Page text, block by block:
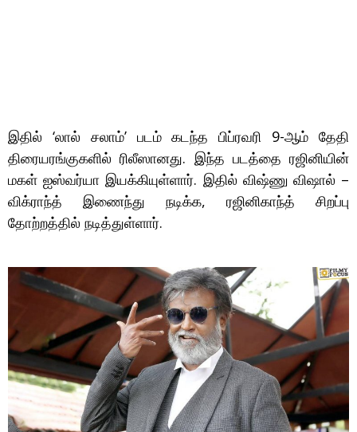
இதில் ‘லால் சலாம்’ படம் கடந்த பிப்ரவரி 9-ஆம் தேதி
திரையரங்குகளில் ரிலீஸானது. இந்த படத்தை ரஜினியின்
மகள் ஐஸ்வர்யா இயக்கியுள்ளார். இதில் விஷ்ணு விஷால் –
விக்ராந்த் இணைந்து நடிக்க, ரஜினிகாந்த் சிறப்பு
தோற்றத்தில் நடித்துள்ளார்.